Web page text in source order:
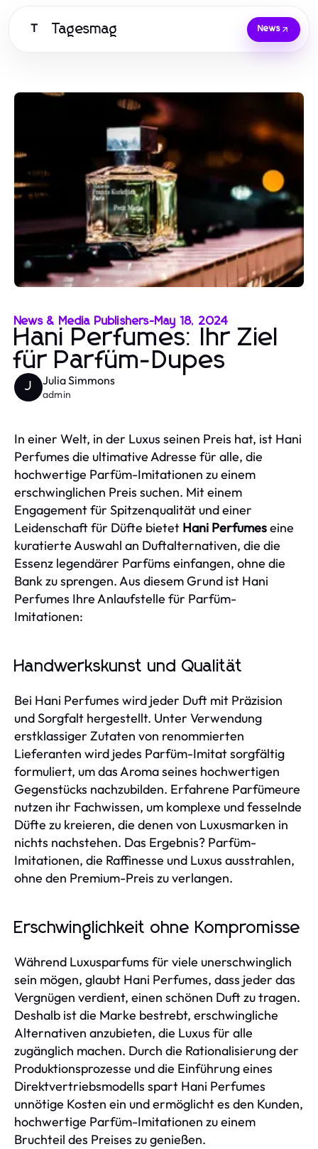
T Tagesmag News
News & Media Publishers-May 18, 2024
Hani Perfumes: Ihr Ziel
für Parfüm-Dupes
J Julia Simmons
admin
In einer Welt, in der Luxus seinen Preis hat, ist Hani
Perfumes die ultimative Adresse für alle, die
hochwertige Parfüm-Imitationen zu einem
erschwinglichen Preis suchen. Mit einem
Engagement für Spitzenqualität und einer
Leidenschaft für Düfte bietet Hani Perfumeseine
kuratierte Auswahl an Duftalternativen, die die
Essenz legendärer Parfüms einfangen, ohne die
Bank zu sprengen. Aus diesem Grund ist Hani
Perfumes Ihre Anlaufstelle für Parfüm-
Imitationen:
Handwerkskunst und Qualität
Bei Hani Perfumes wird jeder Duft mit Präzision
und Sorgfalt hergestellt. Unter Verwendung
erstklassiger Zutaten von renommierten
Lieferanten wird jedes Parfüm-Imitat sorgfältig
formuliert, um das Aroma seines hochwertigen
Gegenstücks nachzubilden. Erfahrene Parfümeure
nutzen ihr Fachwissen, um komplexe und fesselnde
Düfte zu kreieren, die denen von Luxusmarken in
nichts nachstehen. Das Ergebnis? Parfüm-
Imitationen, die Raffinesse und Luxus ausstrahlen,
ohne den Premium-Preis zu verlangen.
Erschwinglichkeit ohne Kompromisse
Während Luxusparfums für viele unerschwinglich
sein mögen, glaubt Hani Perfumes, dass jeder das
Vergnügen verdient, einen schönen Duft zu tragen.
Deshalb ist die Marke bestrebt, erschwingliche
Alternativen anzubieten, die Luxus für alle
zugänglich machen. Durch die Rationalisierung der
Produktionsprozesse und die Einführung eines
Direktvertriebsmodells spart Hani Perfumes
unnötige Kosten ein und ermöglicht es den Kunden,
hochwertige Parfüm-Imitationen zu einem
Bruchteil des Preises zu genießen.